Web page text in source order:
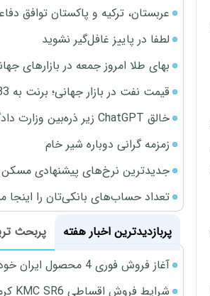
عربستان، ترکیه و پاکستان توافق
لطفا در پاییز غافل‌گیر نشوید
بهای طلا امروز جمعه در بازارهای
قیمت نفت در بازار جهانی؛ برنت به 83 دلار رسید
خالق ChatGPT زیر ذره‌بین وزارت دادگستری آمریکا
زمزمه گرانی دوباره شیر خام
جدیدترین نرخ‌های پیشنهادی مسکن در 10 محله
تعداد حساب‌های بانکی‌تان را اینجا
پربازدیدترین اخبار هفته
پربحث
آغاز فروش فوری 4 محصول ایران خودرو در نمایندگی‌ها
شرایط فروش اقساطی KMC SR6 کرمان موتور اعلام شد